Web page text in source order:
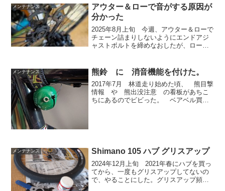
オンしても、別のPCで読み込んでも同
じ。...
メンテナンス
アウター＆ローで音がする原因が
分かった
2025年8月上旬 今週、アウター＆ローで
チェーン詰まりしないようにエンドアジ
ャストボルトを締めなおしたが、ローギ
し引くと音がなくなることまでは分かっ
た。エンドアジャス...
メンテナンス 熊鈴 に 消音機能を付けた。
2017年7月 林道走り始めた頃、 熊目撃
情報 や 熊出没注意 の看板があちこ
ちにあるのでビビった。 ベアベル買っ
メンテナンス Shimano 105 ハブ グリスアップ
2024年12月上旬 2021年春にハブを買っ
てから、一度もグリスアップしてないの
で、やることにした。グリスアップ頻度